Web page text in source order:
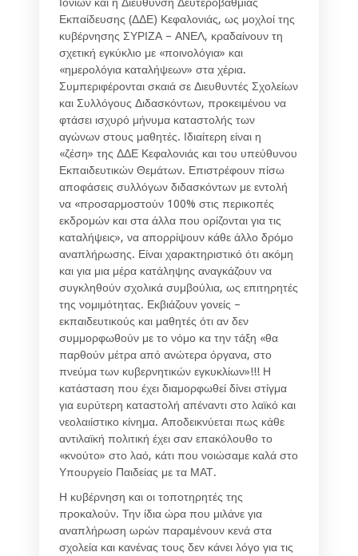
Εκπαίδευσης (ΔΔΕ) Κεφαλονιάς, ως μοχλοί της
κυβέρνησης ΣΥΡΙΖΑ – ΑΝΕΛ, κραδαίνουν τη
σχετική εγκύκλιο με «ποινολόγια» και
«ημερολόγια καταλήψεων» στα χέρια.
Συμπεριφέρονται σκαιά σε Διευθυντές Σχολείων
και Συλλόγους Διδασκόντων, προκειμένου να
φτάσει ισχυρό μήνυμα καταστολής των
αγώνων στους μαθητές. Ιδιαίτερη είναι η
«ζέση» της ΔΔΕ Κεφαλονιάς και του υπεύθυνου
Εκπαιδευτικών Θεμάτων. Επιστρέφουν πίσω
αποφάσεις συλλόγων διδασκόντων με εντολή
να «προσαρμοστούν 100% στις περικοπές
εκδρομών και στα άλλα που ορίζονται για τις
καταλήψεις», να απορρίψουν κάθε άλλο δρόμο
αναπλήρωσης. Είναι χαρακτηριστικό ότι ακόμη
και για μια μέρα κατάληψης αναγκάζουν να
συγκληθούν σχολικά συμβούλια, ως επιτηρητές
της νομιμότητας. Εκβιάζουν γονείς –
εκπαιδευτικούς και μαθητές ότι αν δεν
συμμορφωθούν με το νόμο κα την τάξη «θα
παρθούν μέτρα από ανώτερα όργανα, στο
πνεύμα των κυβερνητικών εγκυκλίων»!!! Η
κατάσταση που έχει διαμορφωθεί δίνει στίγμα
για ευρύτερη καταστολή απέναντι στο λαϊκό και
νεολαιίστικο κίνημα. Αποδεικνύεται πως κάθε
αντιλαϊκή πολιτική έχει σαν επακόλουθο το
«κνούτο» στο λαό, κάτι που νοιώσαμε καλά στο
Υπουργείο Παιδείας με τα ΜΑΤ.
Η κυβέρνηση και οι τοποτηρητές της
προκαλούν. Την ίδια ώρα που μιλάνε για
αναπλήρωση ωρών παραμένουν κενά στα
σχολεία και κανένας τους δεν κάνει λόγο για τις